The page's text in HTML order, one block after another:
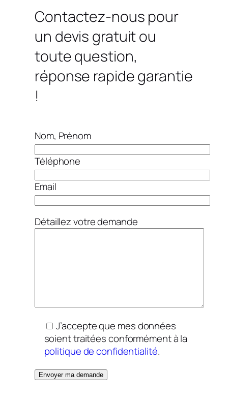
Contactez-nous pour
un devis gratuit ou
toute question,
réponse rapide garantie
!
Nom, Prénom
Téléphone
Email
Détaillez votre demande
J’accepte que mes données
soient traitées conformément à la
politique de confidentialité.